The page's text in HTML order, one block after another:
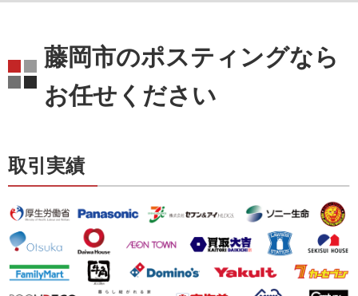
藤岡市のポスティングなら
お任せください
取引実績